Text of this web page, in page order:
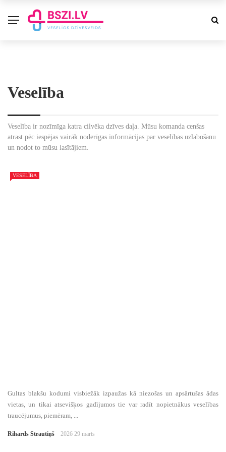
Veselība
Veselība ir nozīmīga katra cilvēka dzīves daļa. Mūsu komanda cenšas
atrast pēc iespējas vairāk noderīgas informācijas par veselības uzlabošanu
un nodot to mūsu lasītājiem.
VESELĪBA
Gultas blakšu kodumi visbiežāk izpaužas kā niezošas un apsārtušas ādas
vietas, un tikai atsevišķos gadījumos tie var radīt nopietnākus veselības
traucējumus, piemēram, ...
Rihards Strautiņš 2026 29 marts